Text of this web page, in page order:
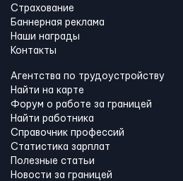
Страхование
Баннерная реклама
Наши награды
Контакты
Агентства по трудоустройству
Найти на карте
Форум о работе за границей
Найти работника
Справочник профессий
Статистика зарплат
Полезные статьи
Новости за границей